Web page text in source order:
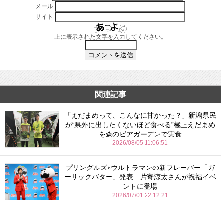
メール
サイト
上に表示された文字を入力してください。
関連記事
「えだまめって、こんなに甘かった？」新潟県民
が“県外に出したくないほど食べる”極上えだまめ
を森のビアガーデンで実食
2026/08/05 11:06:51
プリングルズ×ウルトラマンの新フレーバー「ガ
ーリックバター」発表 片寄涼太さんが祝福イベ
ントに登場
2026/07/01 22:12:21